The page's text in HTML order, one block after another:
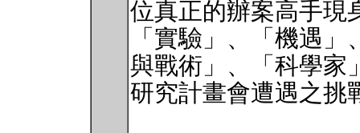
位真正的辦案高手現
「實驗」、「機遇
與戰術」、「科學家
研究計畫會遭遇之挑